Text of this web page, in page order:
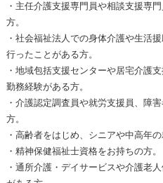
・主任介護支援専門員や相談支援専
方。
・社会福祉法人での身体介護や生活
行ったことがある方。
・地域包括支援センターや居宅介護
勤務経験がある方。
・介護認定調査員や就労支援員、障
方。
・高齢者をはじめ、シニアや中高年
・精神保健福祉士資格をお持ちの方。
・通所介護・デイサービスや介護老